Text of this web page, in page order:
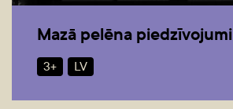
Mazā pelēna piedzīvojumi
3+ LV